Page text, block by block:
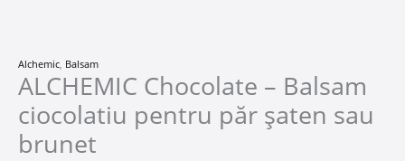
Alchemic Balsam
ALCHEMIC Chocolate – Balsam
ciocolatiu pentru păr șaten sau
brunet